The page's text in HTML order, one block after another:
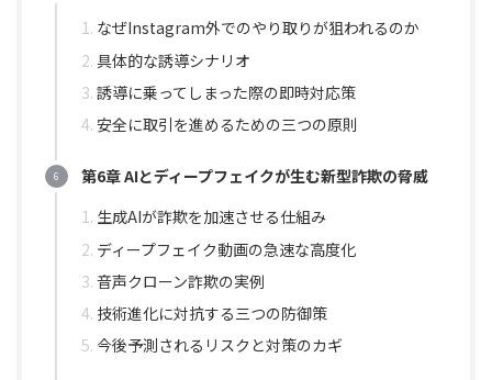
なぜInstagram外でのやり取りが狙われるのか
具体的な誘導シナリオ
誘導に乗ってしまった際の即時対応策
安全に取引を進めるための三つの原則
第6章 AIとディープフェイクが生む新型詐欺の脅威
生成AIが詐欺を加速させる仕組み
ディープフェイク動画の急速な高度化
音声クローン詐欺の実例
技術進化に対抗する三つの防御策
今後予測されるリスクと対策のカギ